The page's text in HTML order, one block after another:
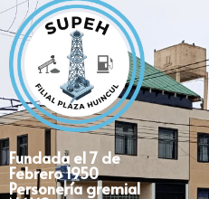
Fundada el 7 de
Febrero 1950
Personería gremial